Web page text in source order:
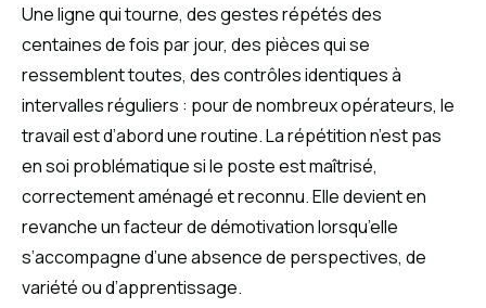
Une ligne qui tourne, des gestes répétés des
centaines de fois par jour, des pièces qui se
ressemblent toutes, des contrôles identiques à
intervalles réguliers : pour de nombreux opérateurs, le
travail est d’abord une routine. La répétition n’est pas
en soi problématique si le poste est maîtrisé,
correctement aménagé et reconnu. Elle devient en
revanche un facteur de démotivation lorsqu’elle
s’accompagne d’une absence de perspectives, de
variété ou d’apprentissage.